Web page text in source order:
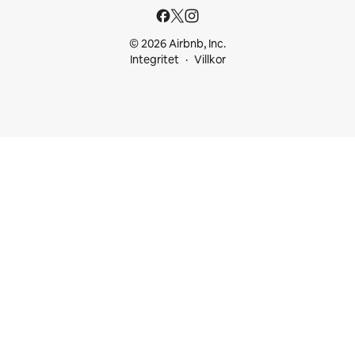
© 2026 Airbnb, Inc.
Integritet
Villkor